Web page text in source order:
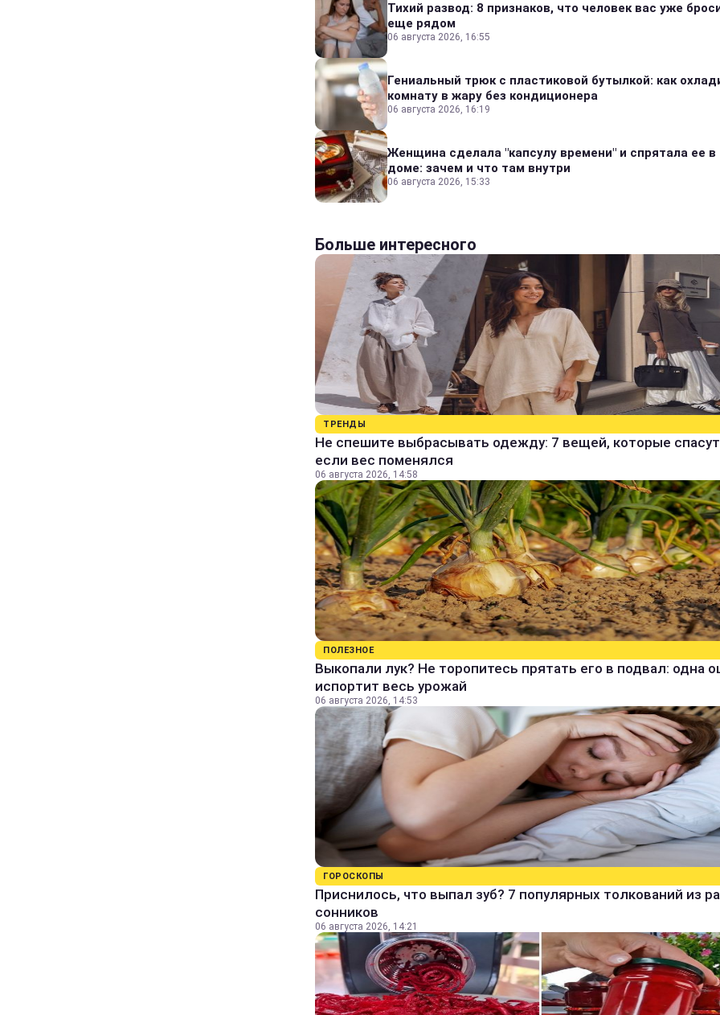
Тихий развод: 8 признаков, что человек вас уже
еще рядом
06 августа 2026, 16:55
Гениальный трюк с пластиковой бутылкой: как
комнату в жару без кондиционера
06 августа 2026, 16:19
Женщина сделала "капсулу времени" и спрятала ее в
доме: зачем и что там внутри
06 августа 2026, 15:33
Больше интересного
ТРЕНДЫ
Не спешите выбрасывать одежду: 7 вещей, которые
если вес поменялся
06 августа 2026, 14:58
ПОЛЕЗНОЕ
Выкопали лук? Не торопитесь прятать его в подвал: одна
испортит весь урожай
06 августа 2026, 14:53
ГОРОСКОПЫ
Приснилось, что выпал зуб? 7 популярных толкований из
сонников
06 августа 2026, 14:21